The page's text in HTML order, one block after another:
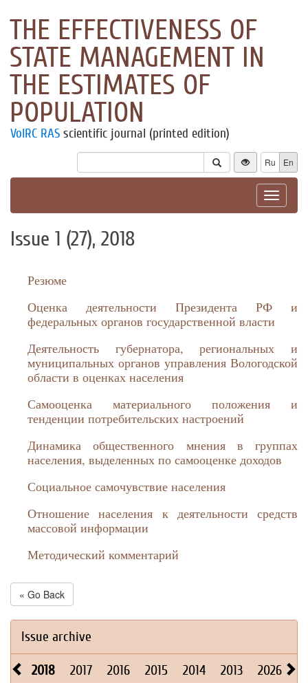
THE EFFECTIVENESS OF
STATE MANAGEMENT IN
THE ESTIMATES OF
POPULATION
VolRC RAS scientific journal (printed edition)
Ru En
Toggle
Issue 1 (27), 2018
Резюме
Оценка деятельности Президента РФ и
федеральных органов государственной власти
Деятельность губернатора, региональных и
муниципальных органов управления Вологодской
области в оценках населения
Самооценка материального положения и
тенденции потребительских настроений
Динамика общественного мнения в группах
населения, выделенных по самооценке доходов
Социальное самочувствие населения
Отношение населения к деятельности средств
массовой информации
Методический комментарий
« Go Back
Issue archive
2018 2017 2016 2015 2014 2013 2026